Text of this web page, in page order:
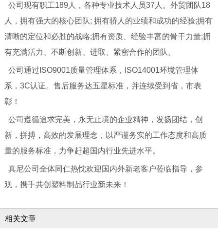
公司现有职工189人，各种专业技术人员37人。外贸团队18
人，拥有强大的核心团队; 拥有骄人的业绩和成功的经验;拥有
清晰的定位和必胜的战略;拥有资质、经验丰富的骨干力量;拥
有充满活力、不断创新、进取、紧密合作的团队。
公司通过ISO9001质量管理体系，ISO14001环境管理体
系，3C认证。售后服务达五星标准，并连续受到省，市表
彰！
公司遵循追求完美，永无止境的企业精神，发扬团结，创
新，拼搏，高效的发展理念，以严谨务实的工作态度和高质
量的服务标准，力争赶超国内行业先进水平。
真尼公司全体同仁热忱欢迎国内外新老客户莅临指导，参
观，携手共创塑料制品行业新未来！
相关文章